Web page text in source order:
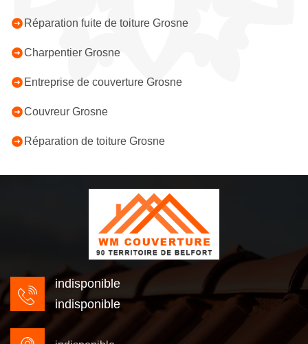
Réparation fuite de toiture Grosne
Charpentier Grosne
Entreprise de couverture Grosne
Couvreur Grosne
Réparation de toiture Grosne
indisponible
indisponible